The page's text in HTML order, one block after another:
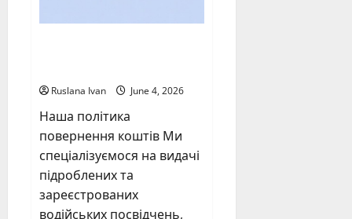
Ruslana Ivan June 4, 2026
Наша політика
повернення коштів Ми
спеціалізуємося на видачі
підроблених та
зареєстрованих
водійських посвідчень,